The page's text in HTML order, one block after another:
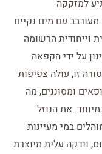
למזקקה
עם מים נקיים
וייחודית הרשומה
על ידי הקפאה
בטמפרטורה זו, עולה צפיפות
ומסוננים, מה
את הנוזל
במי מעיינות
וודקה עלית מיוצרת